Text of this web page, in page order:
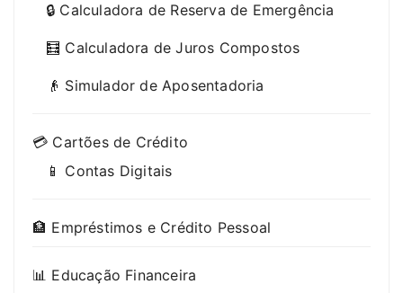
🔒 Calculadora de Reserva de Emergência
🧮 Calculadora de Juros Compostos
👴 Simulador de Aposentadoria
💳 Cartões de Crédito
📱 Contas Digitais
🏦 Empréstimos e Crédito Pessoal
📊 Educação Financeira